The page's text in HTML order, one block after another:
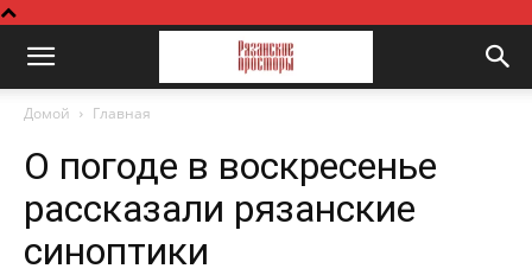
Домой Главная
О погоде в воскресенье
рассказали рязанские
синоптики